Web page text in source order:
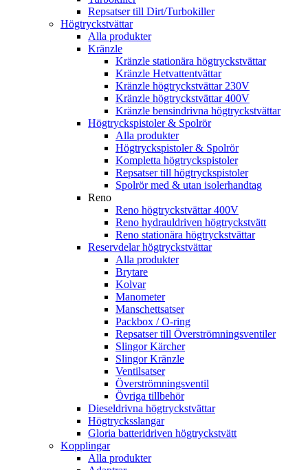
Repsatser till Dirt/Turbokiller
Högtryckstvättar
Alla produkter
Kränzle
Kränzle stationära högtryckstvättar
Kränzle Hetvattentvättar
Kränzle högtryckstvättar 230V
Kränzle högtryckstvättar 400V
Kränzle bensindrivna högtryckstvättar
Högtryckspistoler & Spolrör
Alla produkter
Högtryckspistoler & Spolrör
Kompletta högtryckspistoler
Repsatser till högtryckspistoler
Spolrör med & utan isolerhandtag
Reno
Reno högtryckstvättar 400V
Reno hydrauldriven högtryckstvätt
Reno stationära högtryckstvättar
Reservdelar högtryckstvättar
Alla produkter
Brytare
Kolvar
Manometer
Manschettsatser
Packbox / O-ring
Repsatser till Överströmningsventiler
Slingor Kärcher
Slingor Kränzle
Ventilsatser
Överströmningsventil
Övriga tillbehör
Dieseldrivna högtryckstvättar
Högtrycksslangar
Gloria batteridriven högtryckstvätt
Kopplingar
Alla produkter